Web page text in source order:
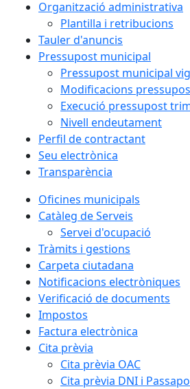
Organització administrativa
Plantilla i retribucions
Tauler d'anuncis
Pressupost municipal
Pressupost municipal
Modificacions
Execució pressupost
Nivell endeutament
Perfil de contractant
Seu electrònica
Transparència
Oficines municipals
Catàleg de Serveis
Servei d'ocupació
Tràmits i gestions
Carpeta ciutadana
Notificacions electròniques
Verificació de documents
Impostos
Factura electrònica
Cita prèvia
Cita prèvia OAC
Cita prèvia DNI i